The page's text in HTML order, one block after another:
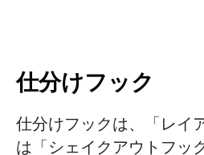
仕分けフック
仕分けフックは、「レイ
は「シェイクアウトフッ